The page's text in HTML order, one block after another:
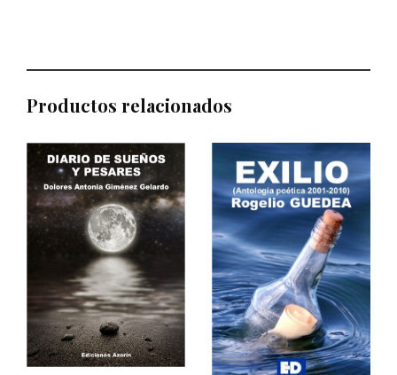
Productos relacionados